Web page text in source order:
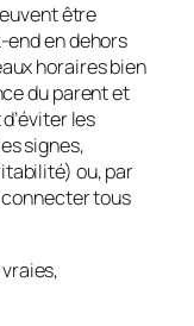
être
end en dehors
horaires bien
du parent et
les
signes,
ou, par
tous